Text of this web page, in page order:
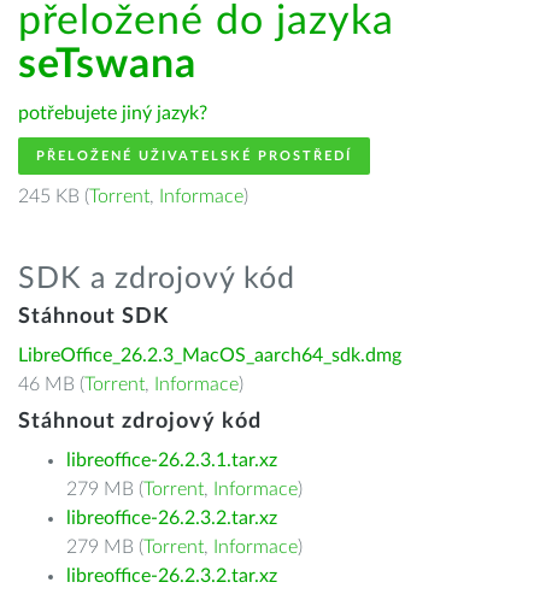
přeložené do jazyka
seTswana
potřebujete jiný jazyk?
PŘELOŽENÉ UŽIVATELSKÉ PROSTŘEDÍ
245 KB (Torrent, Informace)
SDK a zdrojový kód
Stáhnout SDK
LibreOffice_26.2.3_MacOS_aarch64_sdk.dmg
46 MB (Torrent, Informace)
Stáhnout zdrojový kód
libreoffice-26.2.3.1.tar.xz
279 MB (Torrent, Informace)
libreoffice-26.2.3.2.tar.xz
279 MB (Torrent, Informace)
libreoffice-26.2.3.2.tar.xz